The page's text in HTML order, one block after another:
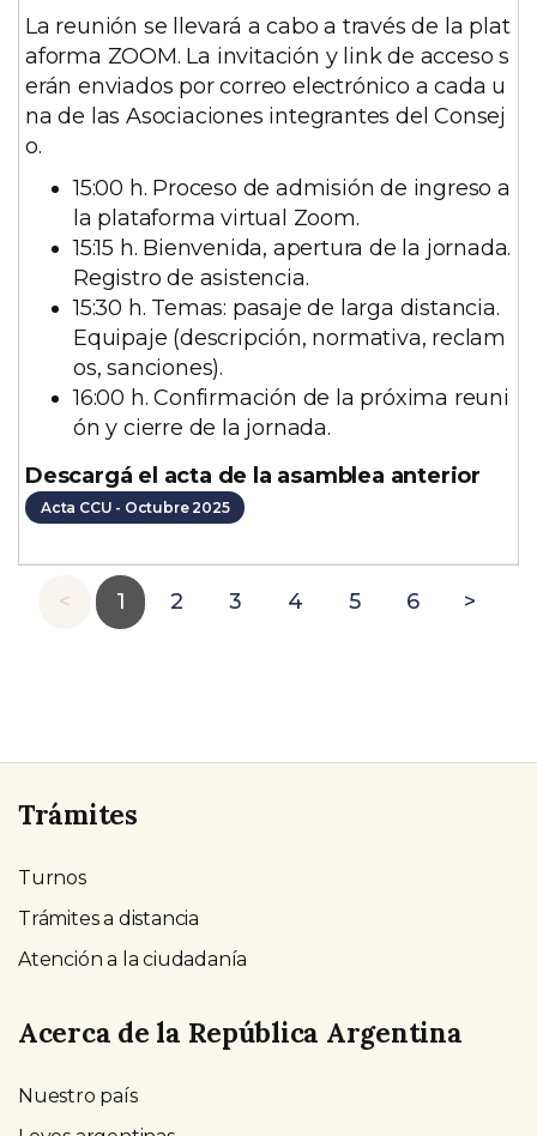
c
r
i
p
c
La reunión se llevará a cabo a través de la plat
aforma ZOOM. La invitación y link de acceso s
erán enviados por correo electrónico a cada u
na de las Asociaciones integrantes del Consej
o.
15:00 h. Proceso de admisión de ingreso a
la plataforma virtual Zoom.
15:15 h. Bienvenida, apertura de la jornada.
Registro de asistencia.
15:30 h. Temas: pasaje de larga distancia.
Equipaje (descripción, normativa, reclam
os, sanciones).
16:00 h. Confirmación de la próxima reuni
ón y cierre de la jornada.
Descargá el acta de la asamblea anterior
Acta CCU - Octubre 2025
< 1 2 3 4 5 6 >
Trámites
Turnos
Trámites a distancia
Atención a la ciudadanía
Acerca de la República Argentina
Nuestro país